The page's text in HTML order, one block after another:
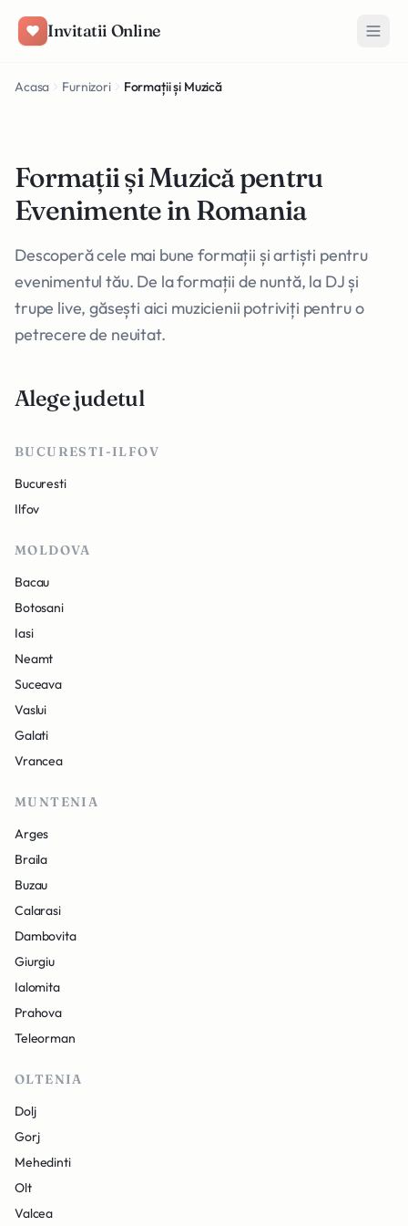
Invitatii Online
Acasa Furnizori Formații și Muzică
Formații și Muzică pentru
Evenimente in Romania
Descoperă cele mai bune formații și artiști pentru
evenimentul tău. De la formații de nuntă, la DJ și
trupe live, găsești aici muzicienii potriviți pentru o
petrecere de neuitat.
Alege judetul
BUCURESTI-ILFOV
Bucuresti
Ilfov
MOLDOVA
Bacau
Botosani
Iasi
Neamt
Suceava
Vaslui
Galati
Vrancea
MUNTENIA
Arges
Braila
Buzau
Calarasi
Dambovita
Giurgiu
Ialomita
Prahova
Teleorman
OLTENIA
Dolj
Gorj
Mehedinti
Olt
Valcea